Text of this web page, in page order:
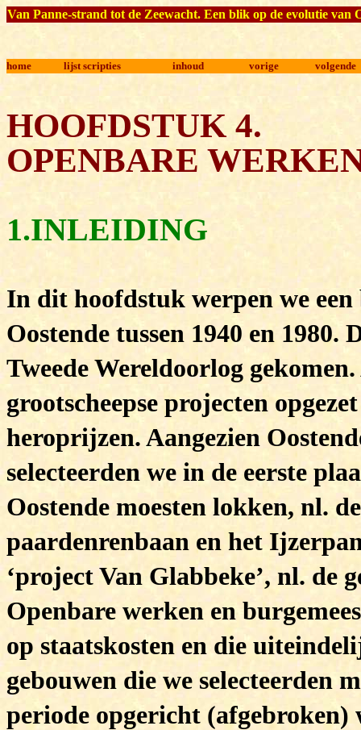
Van Panne-strand tot de Zeewacht. Een blik op de evolutie van
home lijst scripties inhoud vorige volgende
HOOFDSTUK 4.
OPENBARE
1.INLEIDING
In dit hoofdstuk werpen we
Oostende tussen 1940 en 1980.
Tweede Wereldoorlog
grootscheepse projecten
heroprijzen. Aangezien
selecteerden we in de eerste
Oostende moesten lokken, nl.
paardenrenbaan en het
‘project Van Glabbeke’, nl. de
Openbare werken en
op staatskosten en die
gebouwen die we selecteerden
periode opgericht (afgebroken)